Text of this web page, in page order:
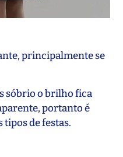
principalmente se
sóbrio o brilho fica
portanto é
de festas.